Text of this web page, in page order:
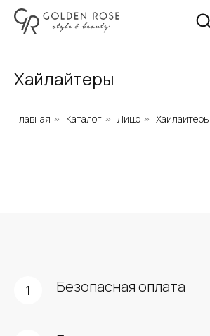
Хайлайтеры
Главная » Каталог » Лицо » Хайлайтеры
Безопасная оплата